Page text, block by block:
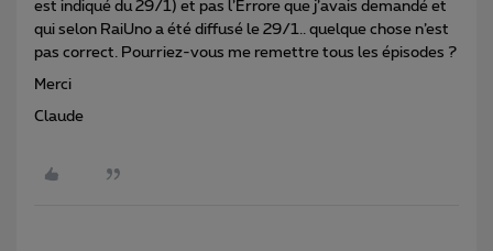
est indiqué du 29/1) et pas l’Errore que j’avais demandé et
qui selon RaiUno a été diffusé le 29/1.. quelque chose n’est
pas correct. Pourriez-vous me remettre tous les épisodes ?
Merci
Claude